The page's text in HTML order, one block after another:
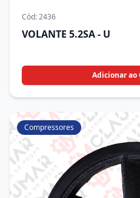
Cód:2436
VOLANTE 5.2SA - U
Adicionar ao
Compressores